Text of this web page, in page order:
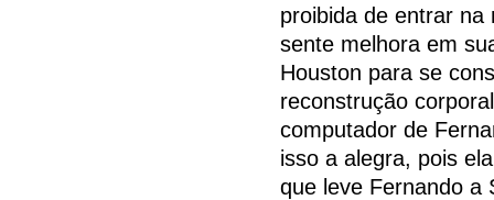
proibida de entrar na
sente melhora em
Houston para se
reconstrução
computador de
isso a alegra, pois
que leve Fernando a